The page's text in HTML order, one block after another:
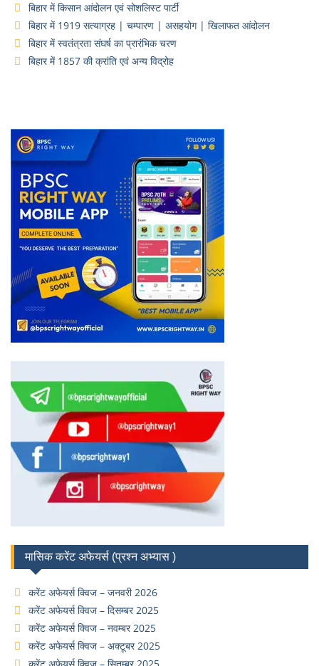
बिहार में किसान आंदोलन एवं सोशलिस्ट पार्टी
बिहार में 1919 सत्याग्रह | चम्पारण | असहयोग | खिलाफत आंदोलन
बिहार में स्वतंत्रता संघर्ष का प्रारंभिक चरण
बिहार में 1857 की क्रांति एवं अन्य विद्रोह
मासिक करेंट अफेयर्स (प्रश्न अभ्यास )
करेंट अफेयर्स क्विज – जनवरी 2026
करेंट अफेयर्स क्विज – दिसम्बर 2025
करेंट अफेयर्स क्विज – नवम्बर 2025
करेंट अफेयर्स क्विज – अक्टूबर 2025